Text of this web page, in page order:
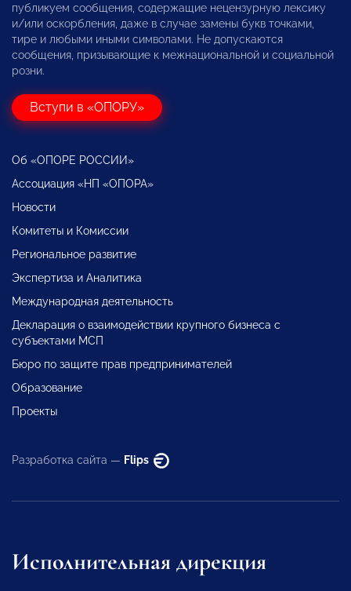
публикуем сообщения, содержащие нецензурную лексику
и/или оскорбления, даже в случае замены букв точками,
тире и любыми иными символами. Не допускаются
сообщения, призывающие к межнациональной и социальной
розни.
Вступи в «ОПОРУ»
Об «ОПОРЕ РОССИИ»
Ассоциация «НП «ОПОРА»
Новости
Комитеты и Комиссии
Региональное развитие
Экспертиза и Аналитика
Международная деятельность
Декларация о взаимодействии крупного бизнеса с
субъектами МСП
Бюро по защите прав предпринимателей
Образование
Проекты
Разработка сайта — Flips
Исполнительная дирекция